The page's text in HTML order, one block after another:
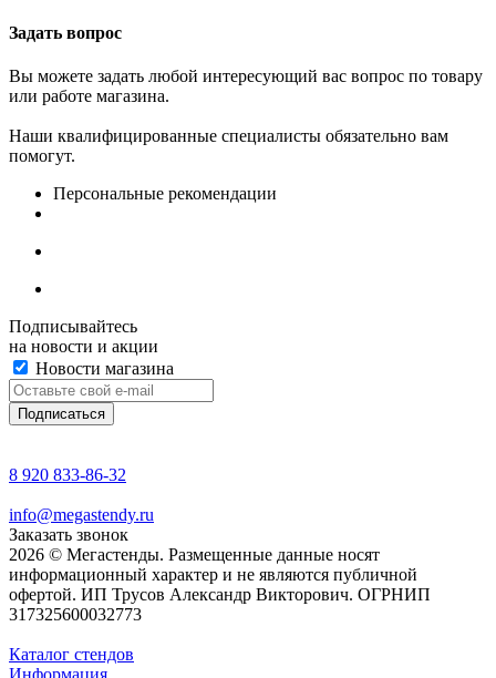
Задать вопрос
Вы можете задать любой интересующий вас вопрос по товару
или работе магазина.
Наши квалифицированные специалисты обязательно вам
помогут.
Персональные рекомендации
Подписывайтесь
на новости и акции
Новости магазина
8 920 833-86-32
info@megastendy.ru
Заказать звонок
2026 © Мегастенды. Размещенные данные носят
информационный характер и не являются публичной
офертой. ИП Трусов Александр Викторович. ОГРНИП
317325600032773
Каталог стендов
Информация